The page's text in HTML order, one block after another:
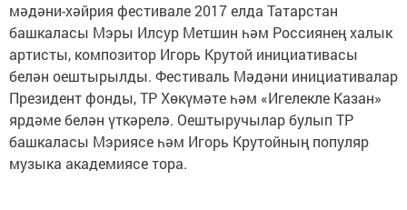
мәдәни-хәйрия фестивале 2017 елда Татарстан
башкаласы Мэры Илсур Метшин һәм Россиянең халык
артисты, композитор Игорь Крутой инициативасы
белән оештырылды. Фестиваль Мәдәни инициативалар
Президент фонды, ТР Хөкүмәте һәм «Игелекле Казан»
ярдәме белән үткәрелә. Оештыручылар булып ТР
башкаласы Мэриясе һәм Игорь Крутойның популяр
музыка академиясе тора.